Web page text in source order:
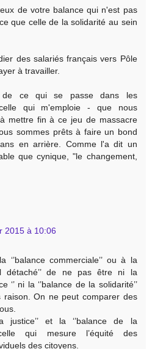
de votre balance qui n'est pas
que celle de la solidarité au sein
des salariés français vers Pôle
à travailler.
ce qui se passe dans les
qui m'emploie - que nous
mettre fin à ce jeu de massacre
sommes prêts à faire un bond
en arrière. Comme l'a dit un
que cynique, "le changement,
2015 à 10:06
‘’balance commerciale’’ ou à la
détaché’’ de ne pas être ni la
‘’ ni la ‘’balance de la solidarité’’
raison. On ne peut comparer des
justice’’ et la ‘’balance de la
celle qui mesure l’équité des
des citoyens.